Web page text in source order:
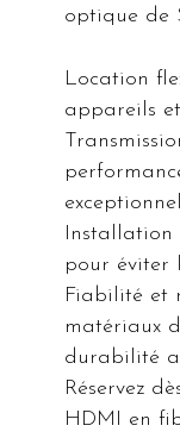
optique de
Location
appareils
Installation
pour éviter
Fiabilité et
matériaux
durabilité
Réservez
HDMI en